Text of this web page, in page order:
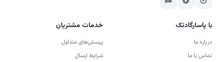
با پاسارگادتک
درباره ما
تماس با ما
خدمات مشتریان
پرسش‌های متداول
شرایط ارسال